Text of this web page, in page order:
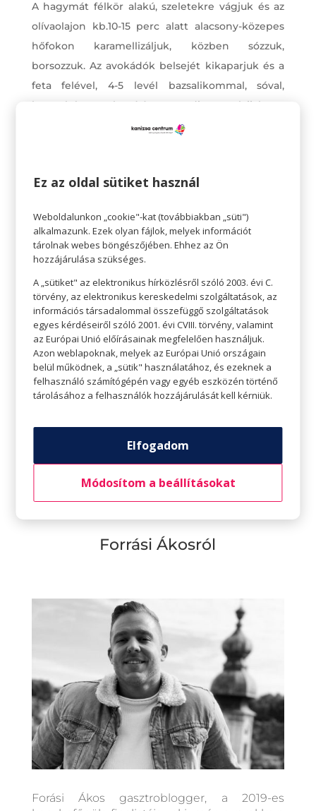
A hagymát félkör alakú, szeletekre vágjuk és az
olívaolajon kb.10-15 perc alatt alacsony-közepes
hőfokon karamellizáljuk, közben sózzuk,
borsozzuk. Az avokádók belsejét kikaparjuk és a
feta felével, 4-5 levél bazsalikommal, sóval,
borssal és 2-3 ek szárított paradicsom olajjal egy
aprítógép segítségével krémesre zúzzuk. Amikor
paradicsommal, olajbogyóval és a bazsalikommal.
szárított paradicsom olajon, közepes lángon
aranybarnára pirítjuk. Egy közepes méretű
lábasban kb. 1-1.5 l vízhez hozzáadunk 0.5-1 dl
ecetet és forráspontig hevítjük (de vigyázzunk,
hogy ne bugyogjon, viszont extrém forró
legyen!) A vizet enyhén megkavarjuk és egy kicsi
csésze (vagy merőkanál) segítségével a tojást
óvatosan belecsúsztatjuk a vízbe, majd 3-4 perc
alatt addig főzzük, amíg a fehérje megfőtt de a
sárgája még folyós. A pirított zsemlére szedünk
ropogós hagymából is. Teszünk egy buggyantott
tojást a tetejére, megtekerjük egy kis borssal és
végül egy pár bazsalikom levéllel díszítjük.
Forrási Ákosról
Forási Ákos gasztroblogger, a 2019-es
Ez az oldal sütiket használ
Weboldalunkon „cookie"-kat (továbbiakban „süti")
alkalmazunk. Ezek olyan fájlok, melyek információt
tárolnak webes böngészőjében. Ehhez az Ön
hozzájárulása szükséges.
A „sütiket" az elektronikus hírközlésről szóló 2003. évi C.
törvény, az elektronikus kereskedelmi szolgáltatások, az
információs társadalommal összefüggő szolgáltatások
egyes kérdéseiről szóló 2001. évi CVIII. törvény, valamint
az Európai Unió előírásainak megfelelően használjuk.
Azon weblapoknak, melyek az Európai Unió országain
belül működnek, a „sütik" használatához, és ezeknek a
felhasználó számítógépén vagy egyéb eszközén történő
tárolásához a felhasználók hozzájárulását kell kérniük.
Elfogadom
Módosítom a beállításokat